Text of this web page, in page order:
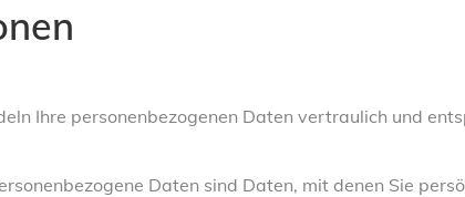
Ihre personenbezogenen Daten vertraulich und
Daten sind Daten, mit denen Sie